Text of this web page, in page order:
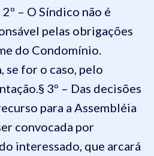
2º – O Síndico não é
pelas obrigações
do Condomínio.
se for o caso, pelo
§ 3º – Das decisões
para a Assembléia
convocada por
interessado, que arcará